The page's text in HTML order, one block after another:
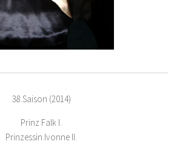
38.Saison (2014)
Prinz Falk I.
Prinzessin Ivonne II.